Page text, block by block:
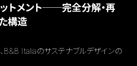
トメント──完全分解・再
構造
B&B Italiaのサステナブルデザインの